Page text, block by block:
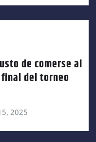
de comerse al
del torneo
2025